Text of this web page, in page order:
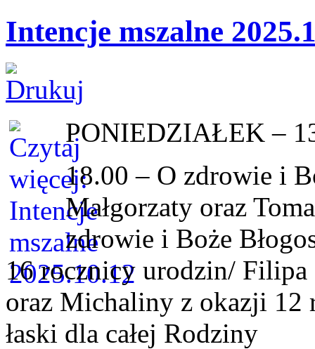
Intencje mszalne
PONIEDZIAŁEK –
18.00 – O zdrowie i
Małgorzaty oraz
zdrowie i Boże
16 rocznicy urodzin/
oraz Michaliny z okazji 12
łaski dla całej Rodziny